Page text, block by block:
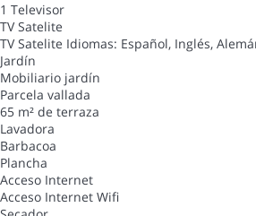
1 Televisor
TV Satelite
TV Satelite Idiomas: Español, Inglés,
Jardín
Mobiliario jardín
Parcela vallada
65 m² de terraza
Lavadora
Barbacoa
Plancha
Acceso Internet
Acceso Internet Wifi